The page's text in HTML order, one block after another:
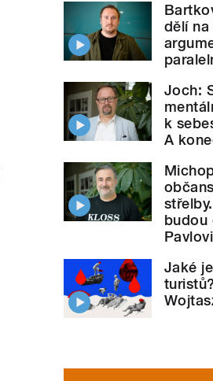
dělí
Joch:
k
A
budou
Pavlovi
Jaké